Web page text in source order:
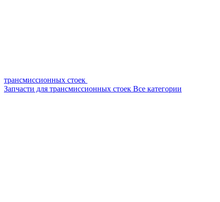
трансмиссионных стоек
Запчасти для трансмиссионных стоек Все категории